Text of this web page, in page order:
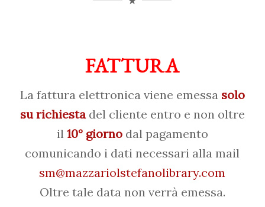
FATTURA
La fattura elettronica viene emessasolo
su richiestadel cliente entro e non oltre
il 10° giornodal pagamento
comunicando i dati necessari alla mail
sm@mazzariolstefanolibrary.com
Oltre tale data non verrà emessa.